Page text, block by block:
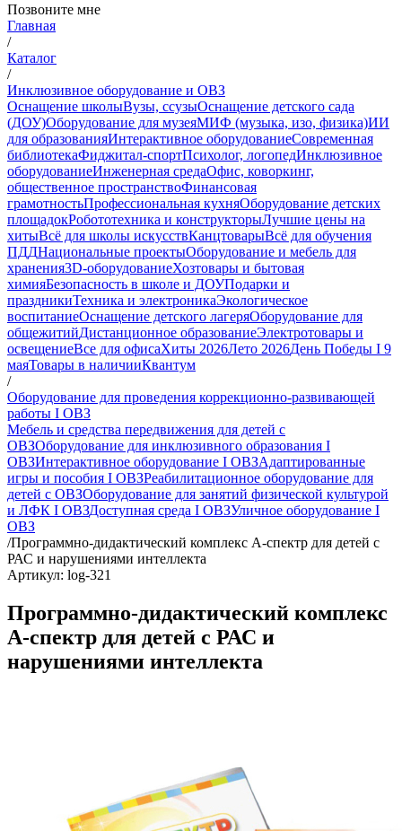
Позвоните мне
Главная
/
Каталог
/
Инклюзивное оборудование и ОВЗ
Оснащение школыВузы, ссузыОснащение детского сада
(ДОУ)Оборудование для музеяМИФ (музыка, изо, физика)ИИ
для образованияИнтерактивное оборудованиеСовременная
библиотекаФиджитал-спортПсихолог, логопедИнклюзивное
оборудованиеИнженерная средаОфис, коворкинг,
общественное пространствоФинансовая
грамотностьПрофессиональная кухняОборудование детских
площадокРобототехника и конструкторыЛучшие цены на
хитыВсё для школы искусствКанцтоварыВсё для обучения
ПДДНациональные проектыОборудование и мебель для
хранения3D-оборудованиеХозтовары и бытовая
химияБезопасность в школе и ДОУПодарки и
праздникиТехника и электроникаЭкологическое
воспитаниеОснащение детского лагеряОборудование для
общежитийДистанционное образованиеЭлектротовары и
освещениеВсе для офисаХиты 2026Лето 2026День Победы I 9
маяТовары в наличииКвантум
/
Оборудование для проведения коррекционно-развивающей
работы I ОВЗ
Мебель и средства передвижения для детей с
ОВЗОборудование для инклюзивного образования I
ОВЗИнтерактивное оборудование I ОВЗАдаптированные
игры и пособия I ОВЗРеабилитационное оборудование для
детей с ОВЗОборудование для занятий физической культурой
и ЛФК I ОВЗДоступная среда I ОВЗУличное оборудование I
ОВЗ
/Программно-дидактический комплекс А-спектр для детей с
РАС и нарушениями интеллекта
Артикул: log-321
Программно-дидактический комплекс
А-спектр для детей с РАС и
нарушениями интеллекта